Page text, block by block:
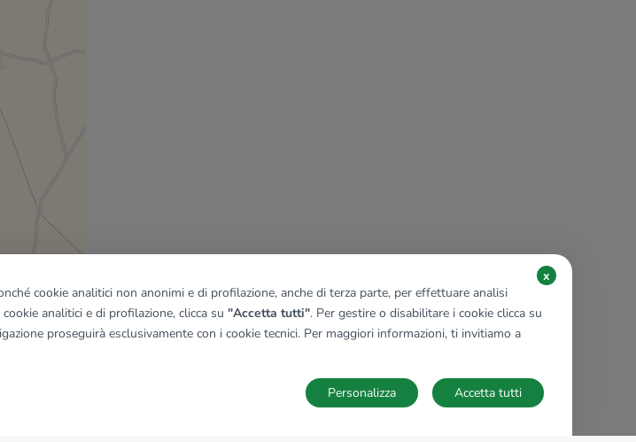
cookie analitici non anonimi e di profilazione, anche di terza parte, per effettuare analisi
analitici e di profilazione, clicca su "Accetta tutti". Per gestire o disabilitare i cookie clicca su
proseguirà esclusivamente con i cookie tecnici. Per maggiori informazioni, ti invitiamo a
x
Accetta tutti
Personalizza